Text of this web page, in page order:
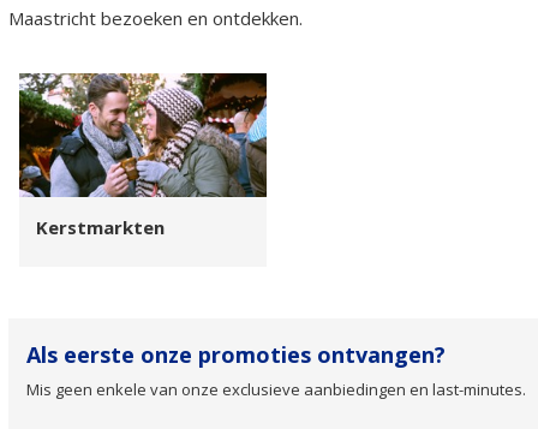
Maastricht bezoeken en ontdekken.
Kerstmarkten
Als eerste onze promoties ontvangen?
Mis geen enkele van onze exclusieve aanbiedingen en last-minutes.